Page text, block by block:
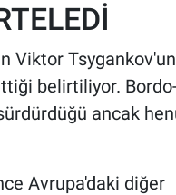
Viktor
belirtiliyor. Bordo-
ancak
Avrupa'daki diğer